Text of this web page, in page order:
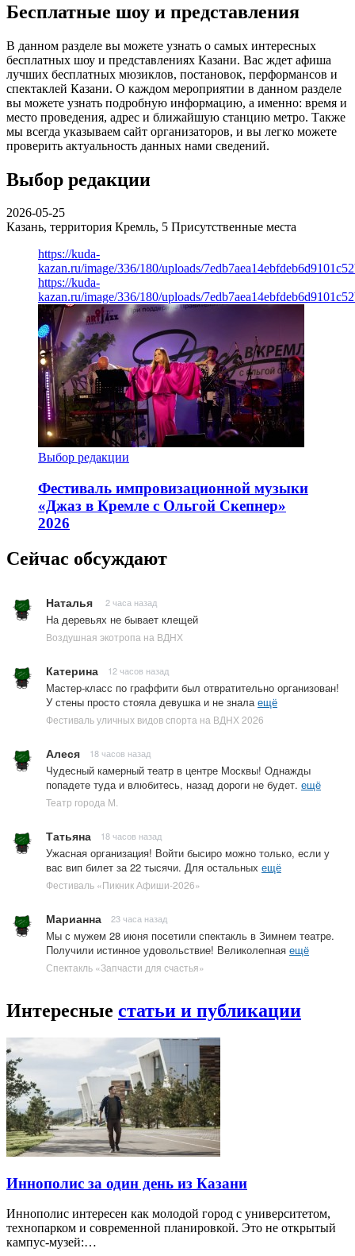
Бесплатные шоу и представления
В данном разделе вы можете узнать о самых интересных
бесплатных шоу и представлениях Казани. Вас ждет афиша
лучших бесплатных мюзиклов, постановок, перформансов и
спектаклей Казани. О каждом мероприятии в данном разделе
вы можете узнать подробную информацию, а именно: время и
место проведения, адрес и ближайшую станцию метро. Также
мы всегда указываем сайт организаторов, и вы легко можете
проверить актуальность данных нами сведений.
Выбор редакции
2026-05-25
Казань, территория Кремль, 5 Присутственные места
https://kuda-
kazan.ru/image/336/180/uploads/
https://kuda-
kazan.ru/image/336/180/uploads/
Выбор редакции
Фестиваль импровизационной музыки
«Джаз в Кремле с Ольгой Скепнер»
2026
Сейчас обсуждают
Наталья 2 часа назад
На деревьях не бывает клещей
Воздушная экотропа на ВДНХ
Катерина 12 часов назад
Мастер-класс по граффити был отвратительно организован!
У стены просто стояла девушка и не зналаещё
Фестиваль уличных видов спорта на ВДНХ 2026
Алеся 18 часов назад
Чудесный камерный театр в центре Москвы! Однажды
попадете туда и влюбитесь, назад дороги не будет. ещё
Театр города М.
Татьяна 18 часов назад
Ужасная организация! Войти бысиро можно только, если у
вас вип билет за 22 тысячи. Для остальных ещё
Фестиваль «Пикник Афиши-2026»
Марианна 23 часа назад
Мы с мужем 28 июня посетили спектакль в Зимнем театре.
Получили истинное удовольствие! Великолепная ещё
Спектакль «Запчасти для счастья»
Интересные статьи и публикации
Иннополис за один день из Казани
Иннополис интересен как молодой город с университетом,
технопарком и современной планировкой. Это не открытый
кампус-музей:…